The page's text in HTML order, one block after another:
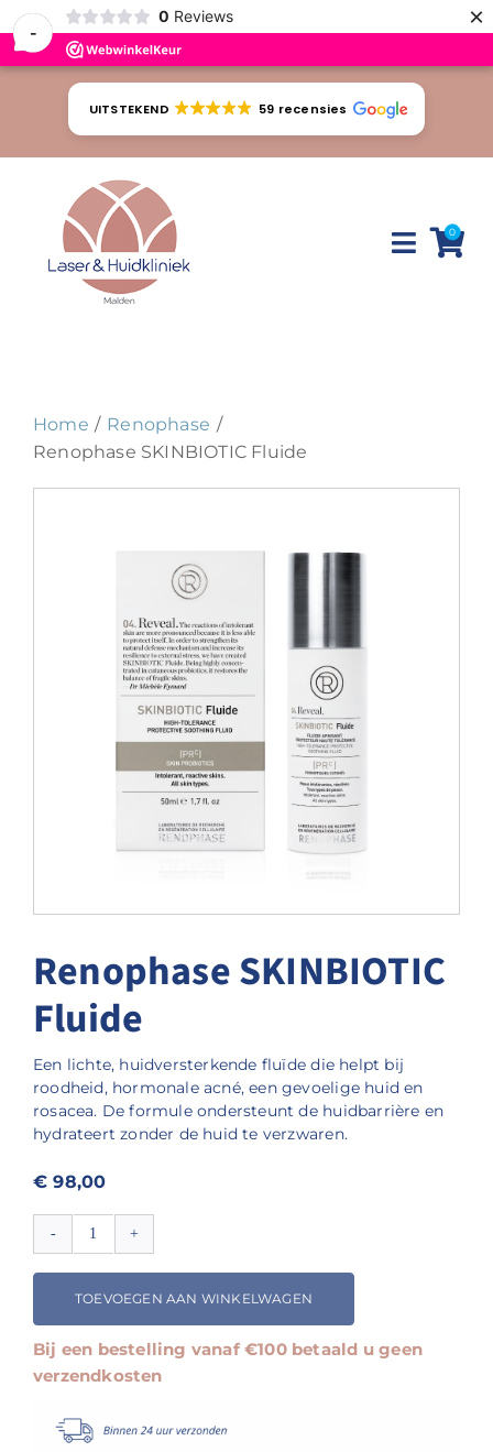
-
0 Reviews ×
UITSTEKEND 59 recensies
Toggle
Tarieven
Webshop
Afspraak maken
0
Home
Renophase
Renophase SKINBIOTIC Fluide
Renophase SKINBIOTIC
Fluide
Een lichte, huidversterkende fluïde die helpt bij
roodheid, hormonale acné, een gevoelige huid en
rosacea. De formule ondersteunt de huidbarrière en
hydrateert zonder de huid te verzwaren.
€ 98,00
Fluide
TOEVOEGEN AAN WINKELWAGEN
Bij een bestelling vanaf €100 betaald u geen
verzendkosten